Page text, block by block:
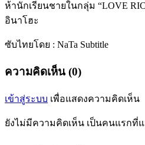
ห้านักเรียนชายในกลุ่ม “LOVE
อินาโฮะ
ซับไทยโดย : NaTa Subtitle
ความคิดเห็น (0)
เข้าสู่ระบบ เพื่อแสดงความคิดเห็น
ยังไม่มีความคิดเห็น เป็นคนแรกที่